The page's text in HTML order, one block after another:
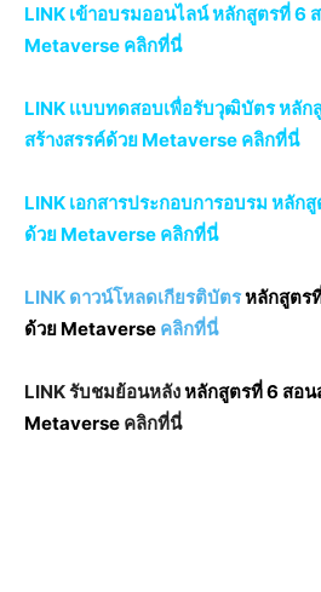
LINK เข้าอบรมออนไลน์ หลักสูตรที่ 6
Metaverse คลิกที่นี่
LINK เเบบทดสอบเพื่อรับวุฒิบัตร หลั
สร้างสรรค์ด้วย Metaverse คลิกที่นี่
LINK เอกสารประกอบการอบรม หลัก
ด้วย Metaverse คลิกที่นี่
LINK ดาวน์โหลดเกียรติบัตรหลักสูตร
ด้วย Metaverse คลิกที่นี่
LINK รับชมย้อนหลังหลักสูตรที่ 6 สอน
Metaverse คลิกที่นี่